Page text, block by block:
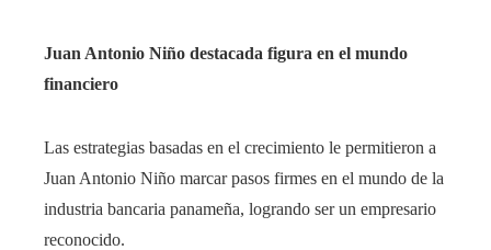
Juan Antonio Niño destacada figura en el mundo
financiero
Las estrategias basadas en el crecimiento le permitieron a
Juan Antonio Niño marcar pasos firmes en el mundo de la
industria bancaria panameña, logrando ser un empresario
reconocido.